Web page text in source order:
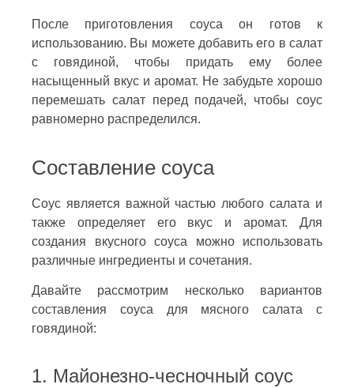
После приготовления соуса он готов к
использованию. Вы можете добавить его в салат
с говядиной, чтобы придать ему более
насыщенный вкус и аромат. Не забудьте хорошо
перемешать салат перед подачей, чтобы соус
равномерно распределился.
Составление соуса
Соус является важной частью любого салата и
также определяет его вкус и аромат. Для
создания вкусного соуса можно использовать
различные ингредиенты и сочетания.
Давайте рассмотрим несколько вариантов
составления соуса для мясного салата с
говядиной:
1. Майонезно-чесночный соус